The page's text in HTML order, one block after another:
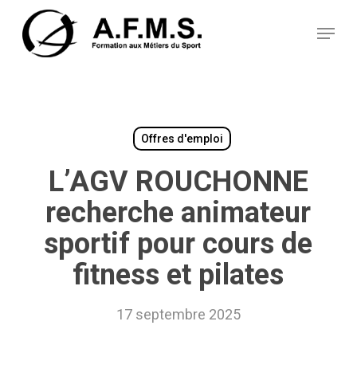
main
content
Menu
Offres d'emploi
L’AGV ROUCHONNE
recherche animateur
sportif pour cours de
fitness et pilates
17 septembre 2025
Panneau de gestion des cookies